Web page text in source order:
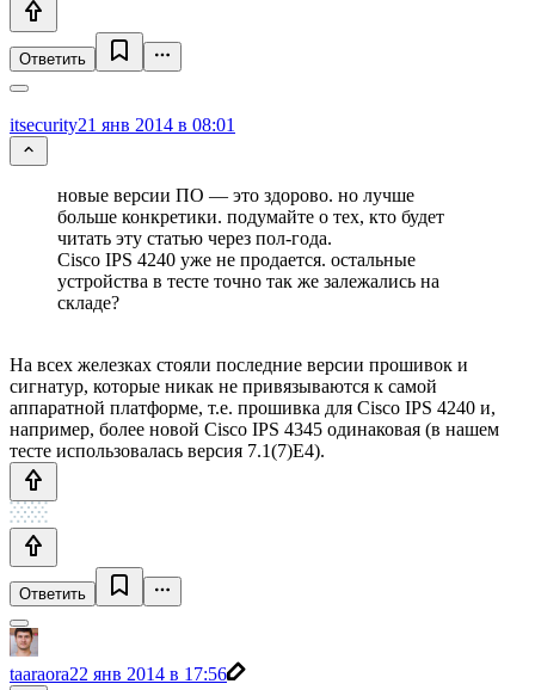
Ответить
itsecurity21 янв 2014 в 08:01
новые версии ПО — это здорово. но лучше
больше конкретики. подумайте о тех, кто будет
читать эту статью через пол-года.
Cisco IPS 4240 уже не продается. остальные
устройства в тесте точно так же залежались на
складе?
На всех железках стояли последние версии прошивок и
сигнатур, которые никак не привязываются к самой
аппаратной платформе, т.е. прошивка для Cisco IPS 4240 и,
например, более новой Cisco IPS 4345 одинаковая (в нашем
тесте использовалась версия 7.1(7)E4).
Ответить
taaraora22 янв 2014 в 17:56